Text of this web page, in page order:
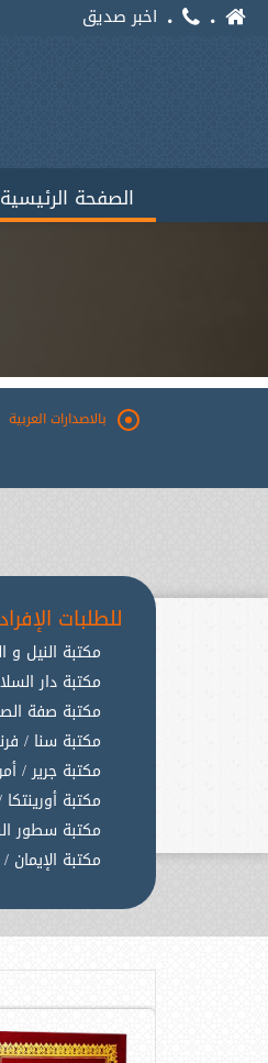
اخبر صديق
الصفحة الرئيسية
بالاصدارات العربية
للطلبات
مكتبة النيل و
مكتبة دار
مكتبة صفة
مكتبة سنا /
مكتبة جرير /
مكتبة
مكتبة سطور
مكتبة الإيمان /